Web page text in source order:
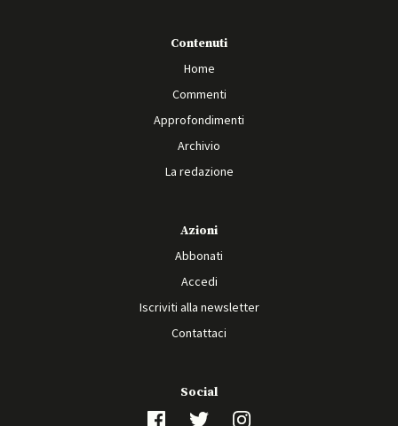
Contenuti
Home
Commenti
Approfondimenti
Archivio
La redazione
Azioni
Abbonati
Accedi
Iscriviti alla newsletter
Contattaci
Social